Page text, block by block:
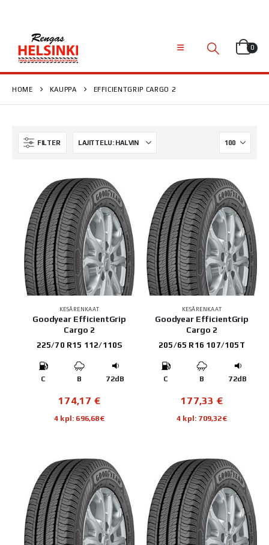
0
HOME KAUPPA EFFICIENTGRIP CARGO 2
FILTER
KESÄRENKAAT
Goodyear EfficientGrip
Cargo 2
225/70 R15 112/110S
C B 72dB
174,17 €
4 kpl: 696,68€
KESÄRENKAAT
Goodyear EfficientGrip
Cargo 2
205/65 R16 107/105T
C B 72dB
177,33 €
4 kpl: 709,32€